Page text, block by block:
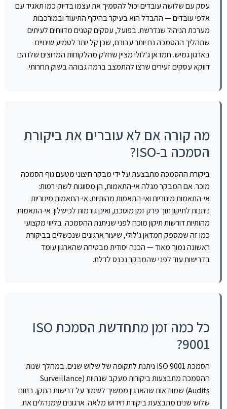
עסק עם שלושה עובדים יכול להסמיך את עצמו בדיוק כמו תאגיד עם
אלפי עובדים — ההבדל הוא בעיקר בהיקף התיעוד ובמורכבות
מערכת הניהול שנדרשת. בפועל, עסקים קטנים מדווחים לעיתים
שתהליך ההסמכה נח יותר עבורם, שכן קל יותר לטמיע שינויים
בארגון גמיש. חמדאן ג'לולי מציין שחלק מהלקוחות המרוצים שלו הם
דווקא עסקים זעירים שרצו להתמצב ברמה גבוהה בשוק תחרותי.
מה קורה אם לא עוברים את ביקורת
הסמכה ב-ISO?
ביקורת ההסמכה מתבצעת על ידי מבקר חיצוני מטעם גוף הסמכה
מוכר. אם המבקר מגלה אי-התאמות, הן מסווגות לשתי רמות:
אי-התאמות מינוריות ואי-התאמות מהותיות. אי-התאמות מינוריות
ניתנות לתיקון תוך פרק זמן מוסכם, ואינן גורמות לכישלון. אי-התאמות
מהותיות דורשות תיקון מוכח לפני שניתנת ההסמכה. בליווי מקצועי
כמו זה שמספק חמדאן ג'לולי, שיעור ארגונים שנכשלים בביקורת
ראשונה נמוך מאוד — הכנה יסודית מבטיחה שהארגון עומד
בדרישות עוד לפני שהמבקר נכנס לדלת.
כל כמה זמן מתחדשת הסמכת ISO
9001?
הסמכת ISO 9001 ניתנת לתקופה של שלוש שנים. במהלך שנות
ההסמכה מתבצעות ביקורות מעקב שנתיות (Surveillance
Audits) שמוודאות שהארגון ממשיך לשמור על דרישות התקן. בתום
שלוש שנים מתבצעת ביקורת חידוש מלאה. ארגונים שמנהלים את